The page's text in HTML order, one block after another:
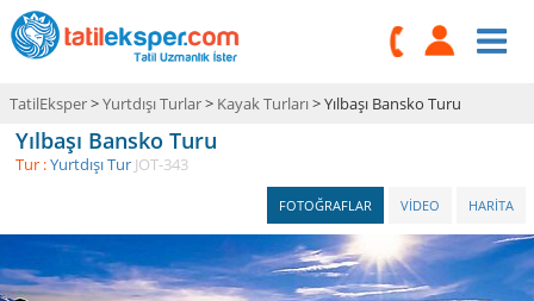
TatilEksper>Yurtdışı Turlar> Kayak Turları> Yılbaşı Bansko Turu
Yılbaşı Bansko Turu
Tur :Yurtdışı Tur JOT-343
HARİTA
VİDEO
FOTOĞRAFLAR